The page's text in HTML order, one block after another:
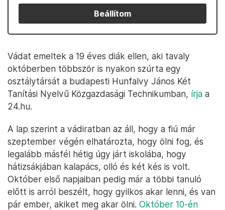
Beállítom
Vádat emeltek a 19 éves diák ellen, aki tavaly
októberben többször is nyakon szúrta egy
osztálytársát a budapesti Hunfalvy János Két
Tanítási Nyelvű Közgazdasági Technikumban, írja a
24.hu.
A lap szerint a vádiratban az áll, hogy a fiú már
szeptember végén elhatározta, hogy ölni fog, és
legalább másfél hétig úgy járt iskolába, hogy
hátizsákjában kalapács, olló és két kés is volt.
Október első napjaiban pedig már a többi tanuló
előtt is arról beszélt, hogy gyilkos akar lenni, és van
pár ember, akiket meg akar ölni. Október 10-én